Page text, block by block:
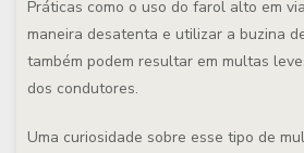
Práticas como o uso do farol alto em
maneira desatenta e utilizar a buzina
também podem resultar em multas
dos condutores.
Uma curiosidade sobre esse tipo de